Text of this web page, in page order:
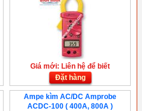
Giá mới: Liên hệ để biết
Đặt hàng
Ampe kìm AC/DC Amprobe
ACDC-100 ( 400A, 800A )